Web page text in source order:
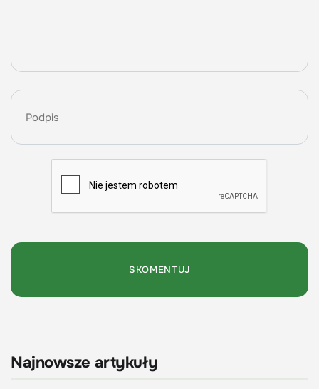
Najnowsze artykuły